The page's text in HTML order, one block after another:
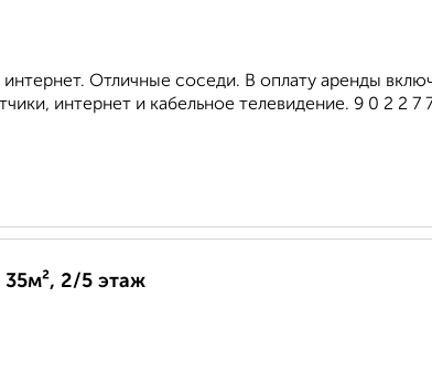
интернет. Отличные соседи. В оплату аренды
интернет и кабельное телевидение. 9 0 2 2 7
35м², 2/5 этаж